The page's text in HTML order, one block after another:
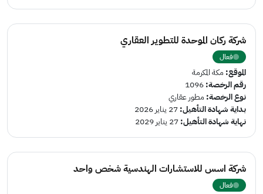
شركة ركان الموحدة للتطوير العقاري
فعال
الموقع:مكة المكرمة
رقم الرخصة:1096
نوع الرخصة:مطور عقاري
بداية شهادة التأهيل:27 يناير 2026
نهاية شهادة التأهيل:27 يناير 2029
شركة اسس للاستشارات الهندسية شخص واحد
فعال